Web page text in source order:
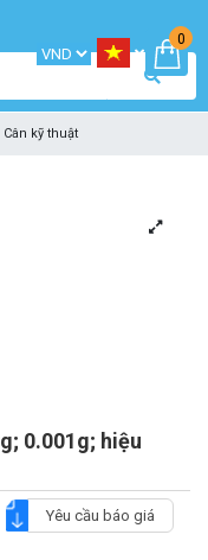
0
Cân kỹ thuật
0.001g; hiệu
Yêu cầu báo giá